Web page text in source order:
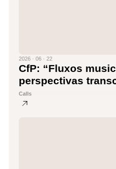
2026 · 06 · 22
CfP: “Fluxos
perspectivas
Calls